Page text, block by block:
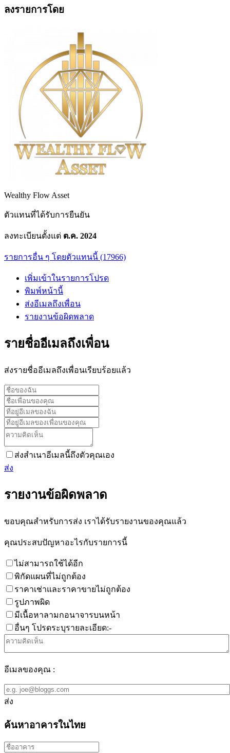
ลงรายการโดย
Wealthy Flow Asset
ตัวแทนที่ได้รับการยืนยัน
ลงทะเบียนตั้งแต่ ต.ค. 2024
รายการอื่น ๆ โดยตัวแทนนี้ (17966)
เพิ่มเข้าในรายการโปรด
พิมพ์หน้านี้
ส่งอีเมลถึงเพื่อน
รายงานข้อผิดพลาด
รายชื่ออีเมลถึงเพื่อน
ส่งรายชื่ออีเมลถึงเพื่อนเรียบร้อยแล้ว
ส่งสำเนาอีเมลนี้ถึงตัวคุณเอง
ส่ง
รายงานข้อผิดพลาด
ขอบคุณสำหรับการส่ง เราได้รับรายงานของคุณแล้ว
คุณประสบปัญหาอะไรกับรายการนี้
ไม่สามารถใช้ได้อีก
พิกัดแผนที่ไม่ถูกต้อง
ราคาเช่าและราคาขายไม่ถูกต้อง
รูปภาพผิด
มีเนื้อหาลามกอนาจารบนหน้า
อื่นๆ โปรดระบุรายละเอียด:-
อีเมลของคุณ :
ส่ง
ค้นหาอาคารในไทย